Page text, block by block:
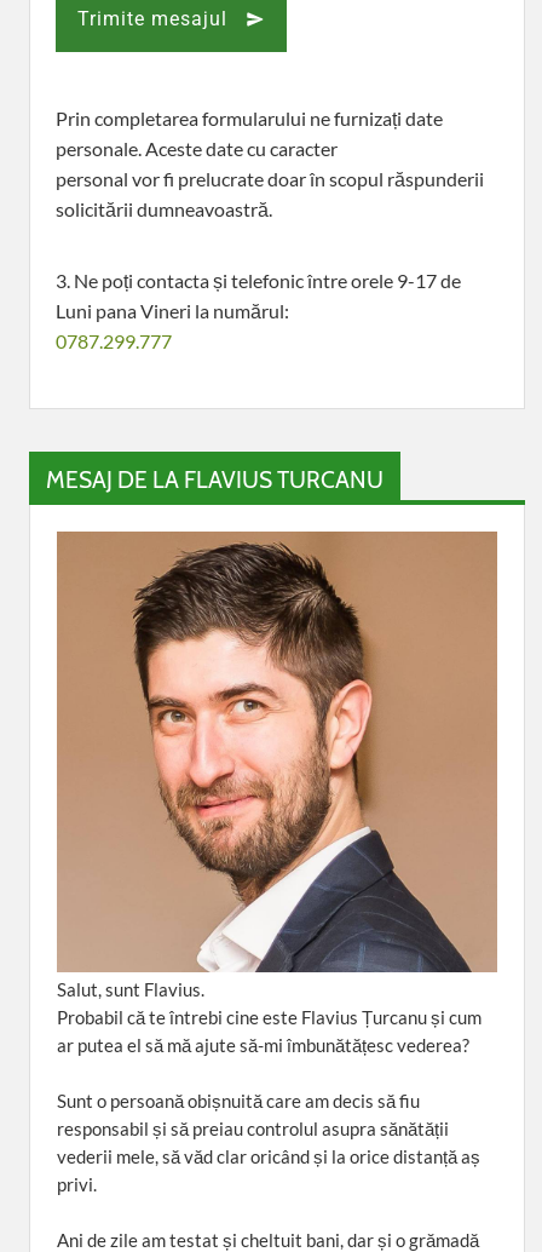
Trimite mesajul
Prin completarea formularului ne furnizați date
personale. Aceste date cu caracter
personal vor fi prelucrate doar în scopul răspunderii
solicitării dumneavoastră.
3. Ne poți contacta și telefonic între orele 9-17 de
Luni pana Vineri la numărul:
0787.299.777
MESAJ DE LA FLAVIUS TURCANU
Salut, sunt Flavius.
Probabil că te întrebi cine este Flavius Țurcanu și cum
ar putea el să mă ajute să-mi îmbunătățesc vederea?
Sunt o persoană obișnuită care am decis să fiu
responsabil și să preiau controlul asupra sănătății
vederii mele, să văd clar oricând și la orice distanță aș
privi.
Ani de zile am testat și cheltuit bani, dar și o grămadă